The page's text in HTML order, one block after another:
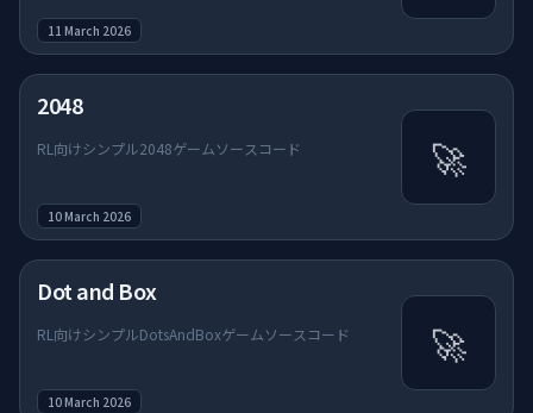
11 March 2026
2048
RL向けシンプル2048ゲームソースコード
10 March 2026
🚀
Dot and Box
RL向けシンプルDotsAndBoxゲームソースコード
10 March 2026
🚀